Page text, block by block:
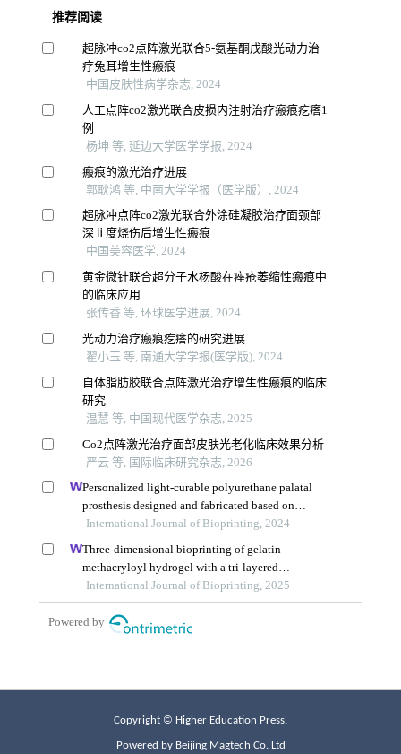
Copyright © Higher Education Press.
Powered by Beijing Magtech Co. Ltd